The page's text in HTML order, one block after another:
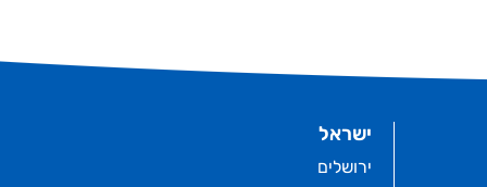
ישראל
ירושלים